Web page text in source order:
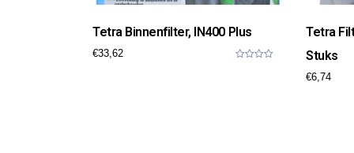
Tetra Binnenfilter, IN400 Plus
€33,62
Tetra
Stuks
€6,74